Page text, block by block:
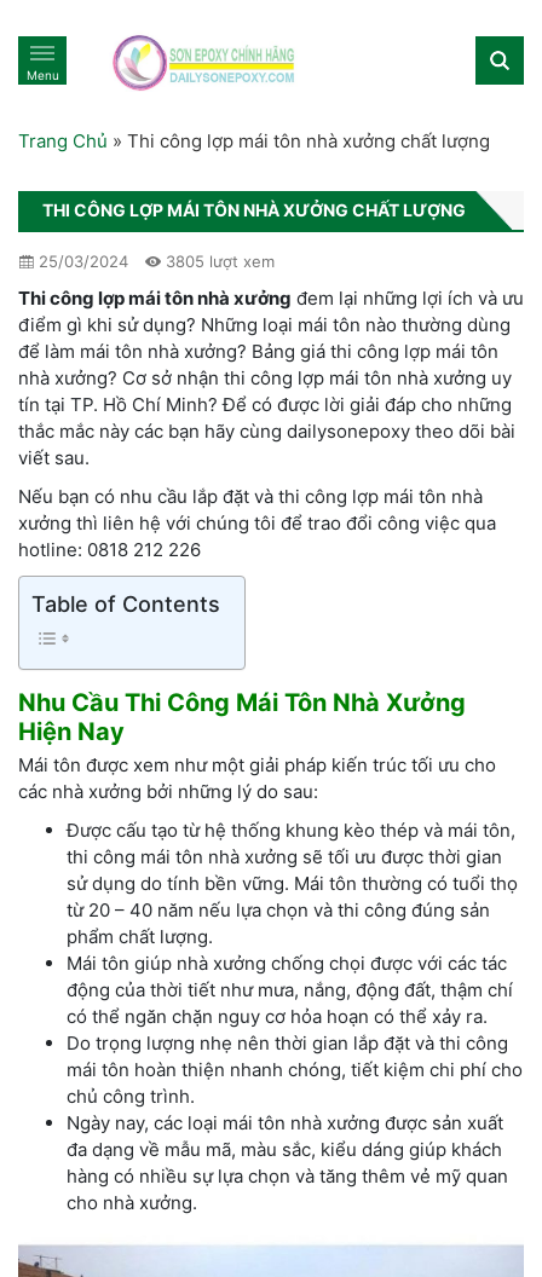
Menu
Trang Chủ » Thi công lợp mái tôn nhà xưởng chất lượng
THI CÔNG LỢP MÁI TÔN NHÀ XƯỞNG CHẤT LƯỢNG
25/03/2024 3805 lượt xem
Thi công lợp mái tôn nhà xưởng đem lại những lợi ích và ưu
điểm gì khi sử dụng? Những loại mái tôn nào thường dùng
để làm mái tôn nhà xưởng? Bảng giá thi công lợp mái tôn
nhà xưởng? Cơ sở nhận thi công lợp mái tôn nhà xưởng uy
tín tại TP. Hồ Chí Minh? Để có được lời giải đáp cho những
thắc mắc này các bạn hãy cùng dailysonepoxy theo dõi bài
viết sau.
Nếu bạn có nhu cầu lắp đặt và thi công lợp mái tôn nhà
xưởng thì liên hệ với chúng tôi để trao đổi công việc qua
hotline: 0818 212 226
Table of Contents
Nhu Cầu Thi Công Mái Tôn Nhà Xưởng
Hiện Nay
Mái tôn được xem như một giải pháp kiến trúc tối ưu cho
các nhà xưởng bởi những lý do sau:
Được cấu tạo từ hệ thống khung kèo thép và mái tôn,
thi công mái tôn nhà xưởng sẽ tối ưu được thời gian
sử dụng do tính bền vững. Mái tôn thường có tuổi thọ
từ 20 – 40 năm nếu lựa chọn và thi công đúng sản
phẩm chất lượng.
Mái tôn giúp nhà xưởng chống chọi được với các tác
động của thời tiết như mưa, nắng, động đất, thậm chí
có thể ngăn chặn nguy cơ hỏa hoạn có thể xảy ra.
Do trọng lượng nhẹ nên thời gian lắp đặt và thi công
mái tôn hoàn thiện nhanh chóng, tiết kiệm chi phí cho
chủ công trình.
Ngày nay, các loại mái tôn nhà xưởng được sản xuất
đa dạng về mẫu mã, màu sắc, kiểu dáng giúp khách
hàng có nhiều sự lựa chọn và tăng thêm vẻ mỹ quan
cho nhà xưởng.